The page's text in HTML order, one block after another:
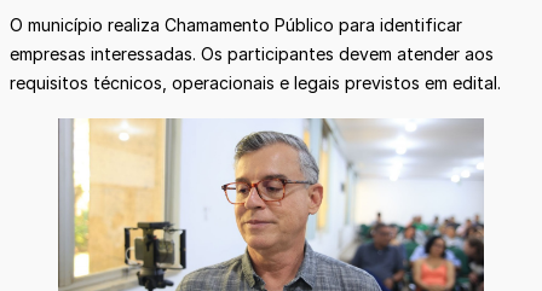
O município realiza Chamamento Público para identificar
empresas interessadas. Os participantes devem atender aos
requisitos técnicos, operacionais e legais previstos em edital.